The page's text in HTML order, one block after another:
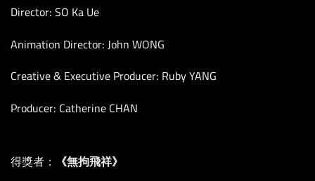
Director: SO Ka Ue
Animation Director: John WONG
Creative & Executive Producer: Ruby YANG
Producer: Catherine CHAN
得獎者： 《無拘飛祥》